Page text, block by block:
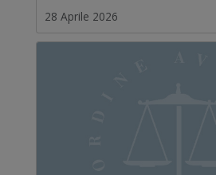
28 Aprile 2026